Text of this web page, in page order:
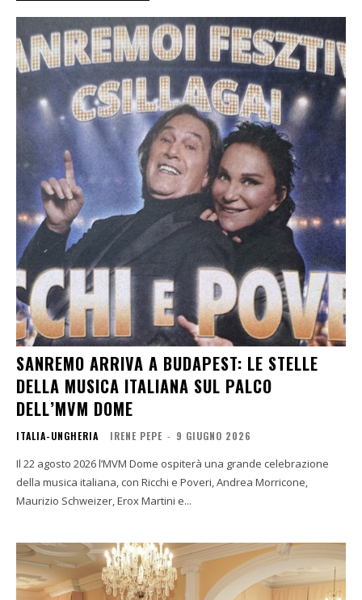
SANREMO ARRIVA A BUDAPEST: LE STELLE
DELLA MUSICA ITALIANA SUL PALCO
DELL’MVM DOME
ITALIA-UNGHERIA IRENE PEPE - 9 GIUGNO 2026
Il 22 agosto 2026 l’MVM Dome ospiterà una grande celebrazione
della musica italiana, con Ricchi e Poveri, Andrea Morricone,
Maurizio Schweizer, Erox Martini e...